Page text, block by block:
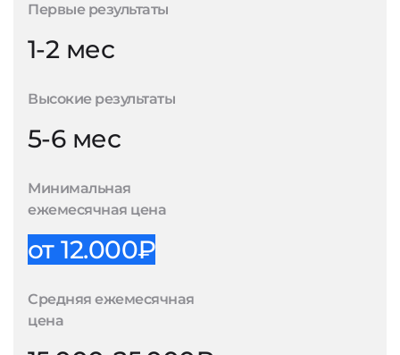
Первые результаты
1-2 мес
Высокие результаты
5-6 мес
Минимальная
ежемесячная цена
от 12.000₽
Средняя ежемесячная
цена